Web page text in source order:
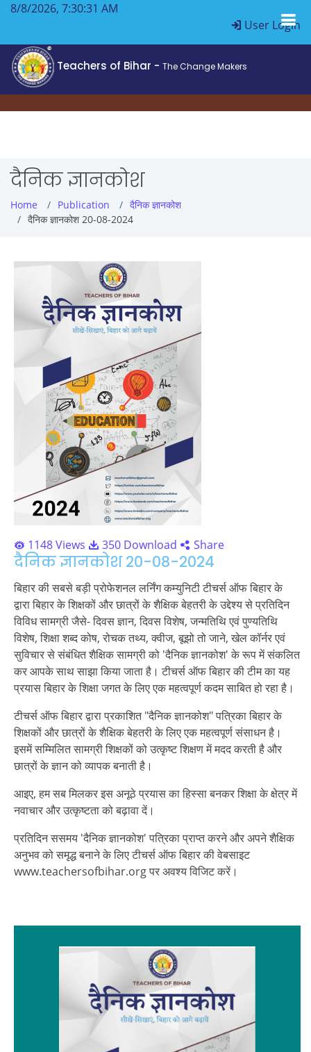
8/8/2026, 7:30:31 AM
User Login
Teachers of Bihar - The Change Makers
दैनिक ज्ञानकोश
Home Publication
दैनिक ज्ञानकोश
दैनिक ज्ञानकोश 20-08-2024
1148 Views 350 Download Share
दैनिक ज्ञानकोश 20-08-2024
बिहार की सबसे बड़ी प्रोफेशनल लर्निंग कम्युनिटी टीचर्स ऑफ बिहार के
द्वारा बिहार के शिक्षकों और छात्रों के शैक्षिक बेहतरी के उद्देश्य से प्रतिदिन
विविध सामग्री जैसे- दिवस ज्ञान, दिवस विशेष, जन्मतिथि एवं पुण्यतिथि
विशेष, शिक्षा शब्द कोष, रोचक तथ्य, क्वीज, बूझो तो जाने, खेल कॉर्नर एवं
सुविचार से संबंधित शैक्षिक सामग्री को 'दैनिक ज्ञानकोश' के रूप में संकलित
कर आपके साथ साझा किया जाता है। टीचर्स ऑफ बिहार की टीम का यह
प्रयास बिहार के शिक्षा जगत के लिए एक महत्वपूर्ण कदम साबित हो रहा है।
टीचर्स ऑफ बिहार द्वारा प्रकाशित "दैनिक ज्ञानकोश" पत्रिका बिहार के
शिक्षकों और छात्रों के शैक्षिक बेहतरी के लिए एक महत्वपूर्ण संसाधन है।
इसमें सम्मिलित सामग्री शिक्षकों को उत्कृष्ट शिक्षण में मदद करती है और
छात्रों के ज्ञान को व्यापक बनाती है।
आइए, हम सब मिलकर इस अनूठे प्रयास का हिस्सा बनकर शिक्षा के क्षेत्र में
नवाचार और उत्कृष्टता को बढ़ावा दें।
प्रतिदिन ससमय 'दैनिक ज्ञानकोश' पत्रिका प्राप्त करने और अपने शैक्षिक
अनुभव को समृद्ध बनाने के लिए टीचर्स ऑफ बिहार की वेबसाइट
www.teachersofbihar.org पर अवश्य विजिट करें।